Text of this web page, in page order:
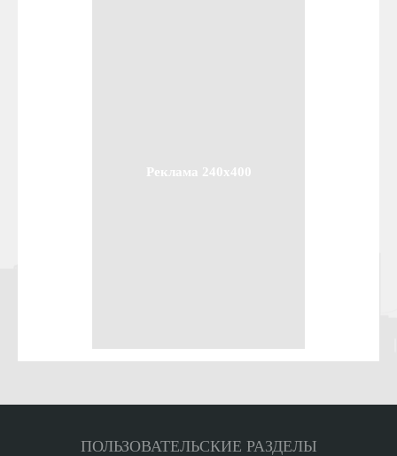
Реклама 240x400
ПОЛЬЗОВАТЕЛЬСКИЕ РАЗДЕЛЫ